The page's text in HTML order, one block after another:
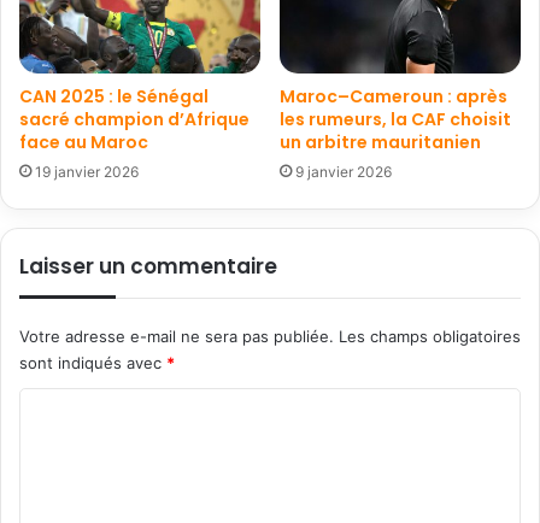
CAN 2025 : le Sénégal
sacré champion d’Afrique
face au Maroc
19 janvier 2026
Maroc–Cameroun : après
les rumeurs, la CAF choisit
un arbitre mauritanien
9 janvier 2026
Laisser un commentaire
Votre adresse e-mail ne sera pas publiée. Les champs obligatoires
sont indiqués avec *